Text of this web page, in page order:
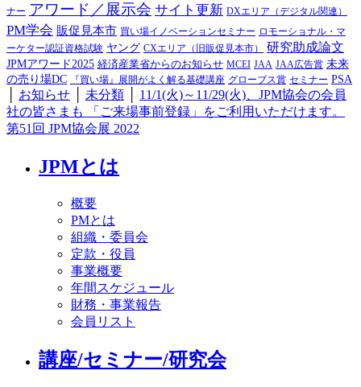
ナー アワード／展示会 サイト更新 DXエリア（デジタル関連）
PM学会 販促見本市 買い場イノベーションセミナー ロモーショナル・マ
ーケター認証資格試験 ヤング CXエリア（旧販促見本市） 研究助成論文
JPMアワード2025 経済産業省からのお知らせ MCEI JAA JAA広告賞 未来
の売り場DC
『買い場』展開がよく解る基礎講座 グローブス賞 セミナー PSA
お知らせ 未分類
11/1(火)～11/29(火)、JPM協会の会員
社の皆さまも 「ご来場事前登録」をご利用いただけます。
第51回 JPM協会展 2022
JPMとは
概要
PMとは
組織・委員会
定款・役員
事業概要
年間スケジュール
財務・事業報告
会員リスト
講座/セミナー/研究会